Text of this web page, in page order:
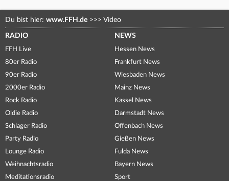
Du bist hier: www.FFH.de >>> Video
RADIO
FFH Live
80er Radio
90er Radio
2000er Radio
Rock Radio
Oldie Radio
Schlager Radio
Party Radio
Lounge Radio
Weihnachtsradio
Meditationsradio
NEWS
Hessen News
Frankfurt News
Wiesbaden News
Mainz News
Kassel News
Darmstadt News
Offenbach News
Gießen News
Fulda News
Bayern News
Sport